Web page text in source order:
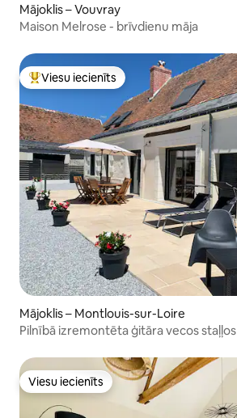
Mājoklis – Vouvray
Maison Melrose - brīvdienu māja
Populārs viesu iecienīts mājoklis
Viesu iecienīts
Mājoklis – Montlouis-sur-Loire
Pilnībā izremontēta ģitāra vecos staļļos
Viesu iecienīts
Viesu iecienīts